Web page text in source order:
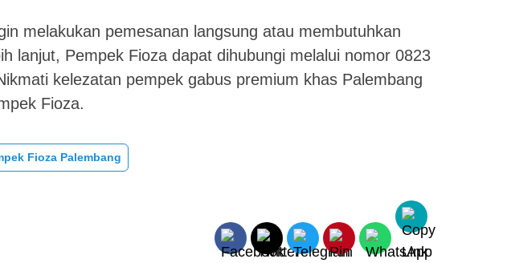
melakukan pemesanan langsung atau membutuhkan
lanjut, Pempek Fioza dapat dihubungi melalui nomor 0823
kelezatan pempek gabus premium khas Palembang
Fioza.
Fioza Palembang